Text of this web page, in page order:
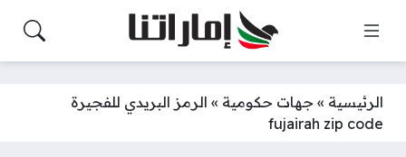
الرئيسية » جهات حكومية » الرمز البريدي للفجيرة
fujairah zip code